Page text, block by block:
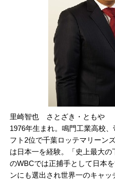
里崎智也 さとざき・ともや
1976年生まれ。鳴門工業高校
フト2位で千葉ロッテマリーン
は日本一を経験。「史上最大
のWBCでは正捕手として日本
ンにも選出され世界一のキャ